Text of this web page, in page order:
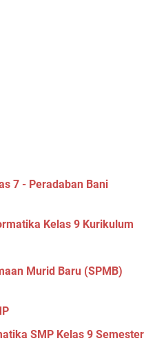
7 - Peradaban Bani
Kelas 9 Kurikulum
Murid Baru (SPMB)
SMP Kelas 9 Semester